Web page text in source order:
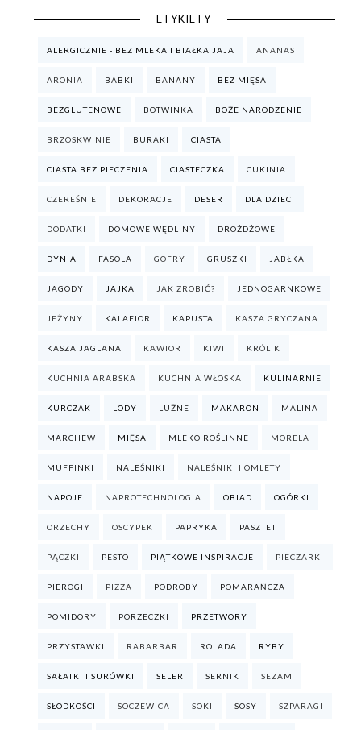
ETYKIETY
ALERGICZNIE - BEZ MLEKA I BIAŁKA JAJA ANANAS
ARONIA BABKI BANANY BEZ MIĘSA
BEZGLUTENOWE BOTWINKA BOŻE NARODZENIE
BRZOSKWINIE BURAKI CIASTA
CIASTA BEZ PIECZENIA CIASTECZKA CUKINIA
CZEREŚNIE DEKORACJE DESER DLA DZIECI
DODATKI DOMOWE WĘDLINY DROŻDŻOWE
DYNIA FASOLA GOFRY GRUSZKI JABŁKA
JAGODY JAJKA JAK ZROBIĆ? JEDNOGARNKOWE
JEŻYNY KALAFIOR KAPUSTA KASZA GRYCZANA
KASZA JAGLANA KAWIOR KIWI KRÓLIK
KUCHNIA ARABSKA KUCHNIA WŁOSKA KULINARNIE
KURCZAK LODY LUŹNE MAKARON MALINA
MARCHEW MIĘSA MLEKO ROŚLINNE MORELA
MUFFINKI NALEŚNIKI NALEŚNIKI I OMLETY
NAPOJE NAPROTECHNOLOGIA OBIAD OGÓRKI
ORZECHY OSCYPEK PAPRYKA PASZTET
PĄCZKI PESTO PIĄTKOWE INSPIRACJE PIECZARKI
PIEROGI PIZZA PODROBY POMARAŃCZA
POMIDORY PORZECZKI PRZETWORY
PRZYSTAWKI RABARBAR ROLADA RYBY
SAŁATKI I SURÓWKI SELER SERNIK SEZAM
SŁODKOŚCI SOCZEWICA SOKI SOSY SZPARAGI